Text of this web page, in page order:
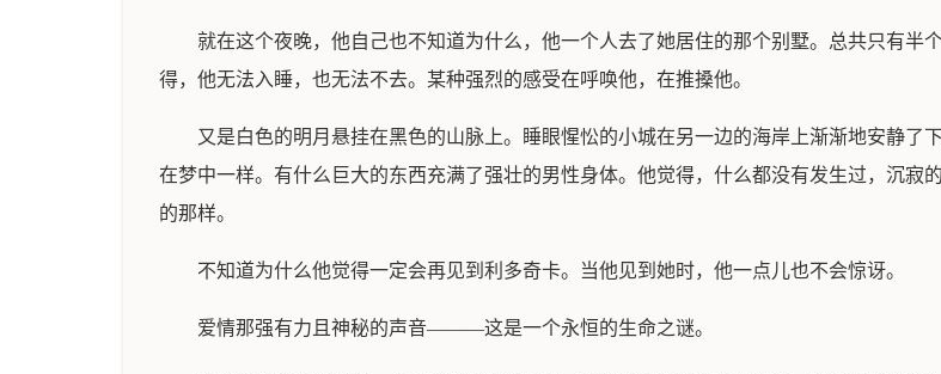
就在这个夜晚，他自己也不知道为什么，他一个人去了她居住的那个别墅。总共只有半
得，他无法入睡，也无法不去。某种强烈的感受在呼唤他，在推搡他。
又是白色的明月悬挂在黑色的山脉上。睡眼惺忪的小城在另一边的海岸上渐渐地安静了
在梦中一样。有什么巨大的东西充满了强壮的男性身体。他觉得，什么都没有发生过，沉寂
的那样。
不知道为什么他觉得一定会再见到利多奇卡。当他见到她时，他一点儿也不会惊讶。
爱情那强有力且神秘的声音———这是一个永恒的生命之谜。